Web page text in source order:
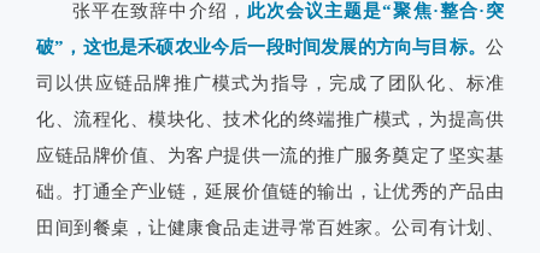
张平在致辞中介绍， 此次会议主题是“聚焦·整合·突
破”，这也是禾硕农业今后一段时间发展的方向与目标。 公
司以供应链品牌推广模式为指导，完成了团队化、标准
化、流程化、模块化、技术化的终端推广模式，为提高供
应链品牌价值、为客户提供一流的推广服务奠定了坚实基
础。打通全产业链，延展价值链的输出，让优秀的产品由
田间到餐桌，让健康食品走进寻常百姓家。公司有计划、